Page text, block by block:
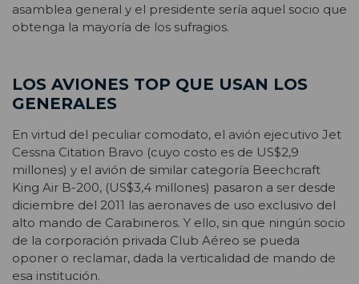
asamblea general y el presidente sería aquel socio que
obtenga la mayoría de los sufragios.
LOS AVIONES TOP QUE USAN LOS
GENERALES
En virtud del peculiar comodato, el avión ejecutivo Jet
Cessna Citation Bravo (cuyo costo es de US$2,9
millones) y el avión de similar categoría Beechcraft
King Air B-200, (US$3,4 millones) pasaron a ser desde
diciembre del 2011 las aeronaves de uso exclusivo del
alto mando de Carabineros. Y ello, sin que ningún socio
de la corporación privada Club Aéreo se pueda
oponer o reclamar, dada la verticalidad de mando de
esa institución.